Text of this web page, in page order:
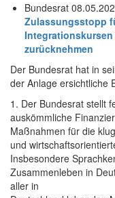
Bundesrat
Zulassungsstopp
Integrationskursen
zurücknehmen
Der Bundesrat hat in
der Anlage ersichtliche
1. Der Bundesrat stellt
auskömmliche
Maßnahmen für die
und
Insbesondere
Zusammenleben in
aller in